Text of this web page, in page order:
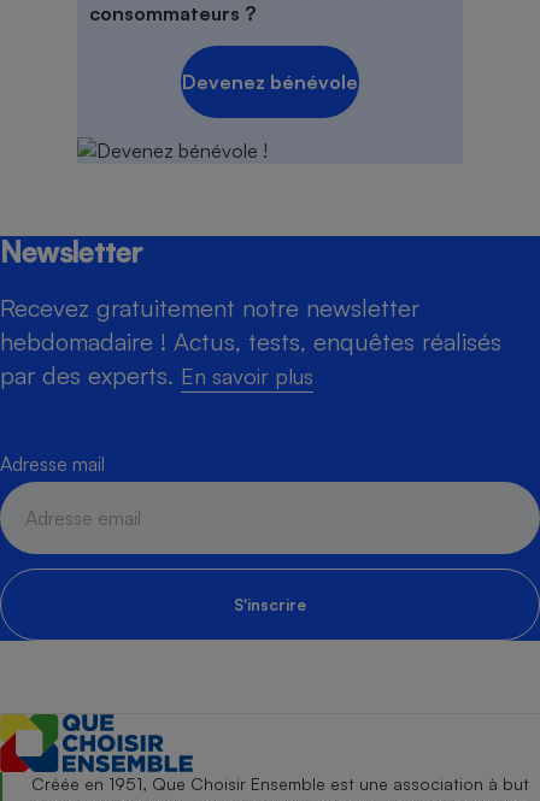
consommateurs ?
Devenez bénévole
Newsletter
Recevez gratuitement notre newsletter
hebdomadaire ! Actus, tests, enquêtes réalisés
par des experts. En savoir plus
Adresse mail
S'inscrire
Créée en 1951, Que Choisir Ensemble est une association à but